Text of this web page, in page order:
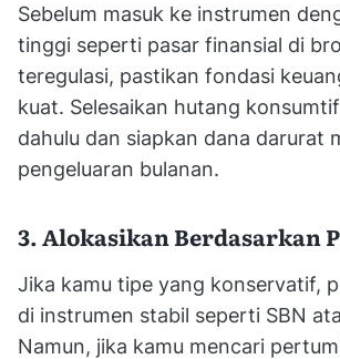
Sebelum masuk ke instrumen
tinggi seperti pasar finansial di
teregulasi, pastikan fondasi
kuat. Selesaikan hutang
dahulu dan siapkan dana darurat
pengeluaran bulanan.
3. Alokasikan Berdasarkan
Jika kamu tipe yang konservatif,
di instrumen stabil seperti SBN
Namun, jika kamu mencari